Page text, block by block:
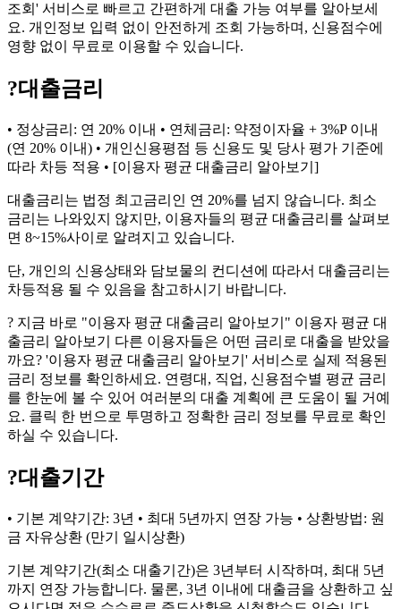
조회' 서비스로 빠르고 간편하게 대출 가능 여부를 알아보세
요. 개인정보 입력 없이 안전하게 조회 가능하며, 신용점수에
영향 없이 무료로 이용할 수 있습니다.
?대출금리
• 정상금리: 연 20% 이내 • 연체금리: 약정이자율 + 3%P 이내
(연 20% 이내) • 개인신용평점 등 신용도 및 당사 평가 기준에
따라 차등 적용 • [이용자 평균 대출금리 알아보기]
대출금리는 법정 최고금리인 연 20%를 넘지 않습니다. 최소
금리는 나와있지 않지만, 이용자들의 평균 대출금리를 살펴보
면 8~15%사이로 알려지고 있습니다.
단, 개인의 신용상태와 담보물의 컨디션에 따라서 대출금리는
차등적용 될 수 있음을 참고하시기 바랍니다.
? 지금 바로 "이용자 평균 대출금리 알아보기" 이용자 평균 대
출금리 알아보기 다른 이용자들은 어떤 금리로 대출을 받았을
까요? '이용자 평균 대출금리 알아보기' 서비스로 실제 적용된
금리 정보를 확인하세요. 연령대, 직업, 신용점수별 평균 금리
를 한눈에 볼 수 있어 여러분의 대출 계획에 큰 도움이 될 거예
요. 클릭 한 번으로 투명하고 정확한 금리 정보를 무료로 확인
하실 수 있습니다.
?대출기간
• 기본 계약기간: 3년 • 최대 5년까지 연장 가능 • 상환방법: 원
금 자유상환 (만기 일시상환)
기본 계약기간(최소 대출기간)은 3년부터 시작하며, 최대 5년
까지 연장 가능합니다. 물론, 3년 이내에 대출금을 상환하고 싶